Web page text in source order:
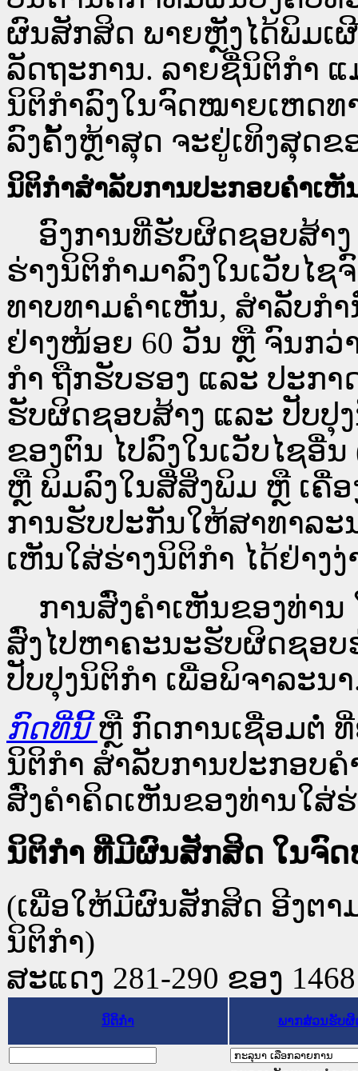
ຜົນສັກສິດ ພາຍຫຼັງໄດ້ພິມເ
ລັດຖະການ. ລາຍຊື່ນິຕິກຳ
ນິຕິກຳລົງໃນຈົດໝາຍເຫດທ
ລົງຄັ້ງຫຼ້າສຸດ ຈະຢູ່ເທິງສຸດຂ
ນິຕິກຳສຳລັບການປະກອບຄຳເຫັ
ອົງການທີ່ຮັບຜິດຊອບສ້າງ
ຮ່າງນິຕິກຳມາລົງໃນ​ເວັບ​ໄ
ທາບທາມຄຳເຫັນ, ສໍາລັບກໍ
ຢ່າງໜ້ອຍ 60 ວັນ ຫຼື ຈົນກ
ກໍາ ຖືກຮັບຮອງ ແລະ ປະກ
ຮັບຜິດຊອບສ້າງ ແລະ ປັບປຸ
ຂອງຕົນ ໄປລົງໃນ​ເວັບ​ໄຊ​ອື່
ຫຼື ພິມລົງໃນສື່ສິ່ງພິມ ຫຼື ເຄື່
ການຮັບປະກັນໃຫ້ສາທາລະ
ເຫັນໃສ່ຮ່າງນິຕິກຳ ໄດ້ຢ່າງ
ການສົ່ງຄໍາເຫັນຂອງທ່ານ
ສົ່ງໄປຫາຄະນະຮັບຜິດຊອບ
ປັບປຸງນິຕິກຳ ເພື່ອພິຈາລະນ
ກົດທີ່ນີ້ ຫຼື ກົດການເຊື່ອມຕໍ່ ທີ່
ນິຕິກໍາ ສໍາລັບການປະກອບ
ສົ່ງຄຳຄິດເຫັນຂອງທ່ານໃສ່
ນິຕິກໍາ ທີ່ມີຜົນສັກສິດ ໃນຈົ
(ເພື່ອໃຫ້ມີຜົນສັກສິດ ອີງຕ
ນິຕິກໍາ)
ສະແດງ 281-290 ຂອງ
ນິຕິກໍາ ພາກສ່ວນຮັບຜິ